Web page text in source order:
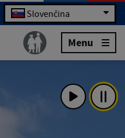
Slovenčina
Menu